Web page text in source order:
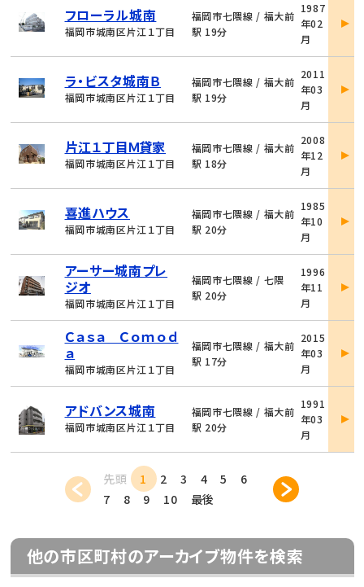
フローラル城南
福岡市城南区片江１丁目
福岡市七隈線 / 福大前
駅 19分
1987
年02
月
詳
ラ・ビスタ城南Ｂ
福岡市城南区片江１丁目
福岡市七隈線 / 福大前
駅 19分
2011
年03
月
詳
片江１丁目Ｍ貸家
福岡市城南区片江１丁目
福岡市七隈線 / 福大前
駅 18分
2008
年12
月
詳
喜進ハウス
福岡市城南区片江１丁目
福岡市七隈線 / 福大前
駅 20分
1985
年10
月
詳
アーサー城南プレ
ジオ
福岡市城南区片江１丁目
福岡市七隈線 / 七隈
駅 20分
1996
年11
月
詳
Ｃａｓａ Ｃｏｍｏｄ
ａ
福岡市城南区片江１丁目
福岡市七隈線 / 福大前
駅 17分
2015
年03
月
詳
アドバンス城南
福岡市城南区片江１丁目
福岡市七隈線 / 福大前
駅 20分
1991
年03
月
詳
先頭 1 2 3 4 5
6
7
8 9 10 最後
他の市区町村のアーカイブ物件を検索